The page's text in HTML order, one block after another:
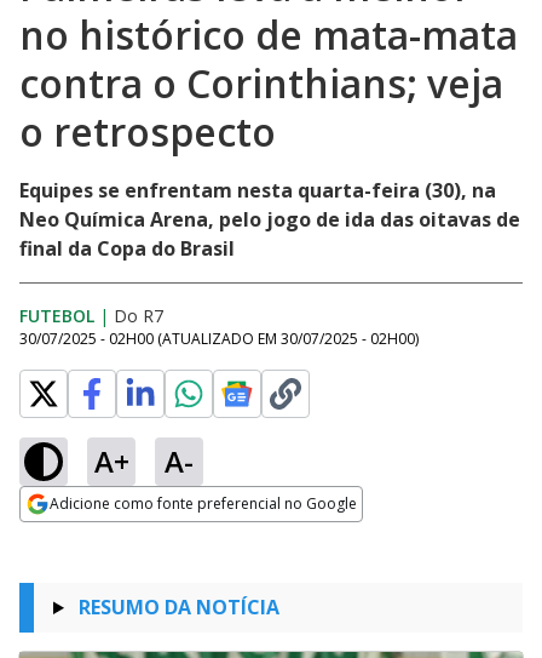
no histórico de mata-mata
contra o Corinthians; veja
o retrospecto
Equipes se enfrentam nesta quarta-feira (30), na
Neo Química Arena, pelo jogo de ida das oitavas de
final da Copa do Brasil
FUTEBOL | Do R7
30/07/2025 - 02H00 (ATUALIZADO EM 30/07/2025 - 02H00)
A+ A-
Adicione como fonte preferencial no Google
RESUMO DA NOTÍCIA